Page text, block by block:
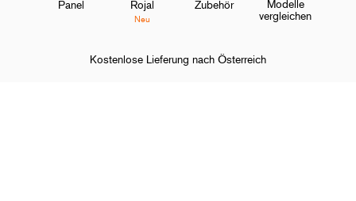
Panel Rojal
Neu
Zubehör
Modelle
vergleichen
Kostenlose Lieferung nach Österreich